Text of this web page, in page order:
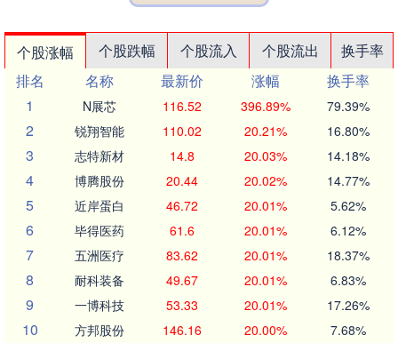
个股涨幅 个股跌幅 个股流入 个股流出
换手率
排名
名称 最新价 涨幅
换手率
1
N展芯 116.52 396.89% 79.39%
2 锐翔智能 110.02 20.21% 16.80%
3 志特新材 14.8 20.03% 14.18%
4 博腾股份 20.44 20.02% 14.77%
5 近岸蛋白 46.72 20.01% 5.62%
6 毕得医药 61.6 20.01% 6.12%
7 五洲医疗 83.62 20.01% 18.37%
8 耐科装备 49.67 20.01% 6.83%
9 一博科技 53.33 20.01% 17.26%
10 方邦股份 146.16 20.00% 7.68%